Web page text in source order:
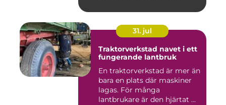
31. jul
Traktorverkstad navet i ett
fungerande lantbruk
En traktorverkstad är mer än
bara en plats där maskiner
lagas. För många
lantbrukare är den hjärtat ...